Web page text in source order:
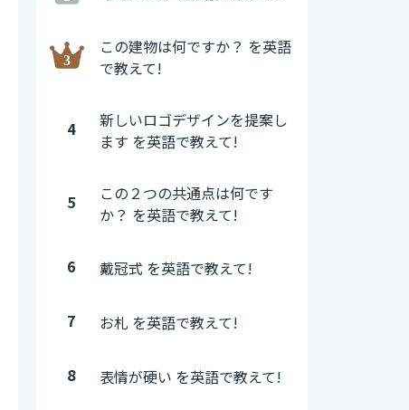
この建物は何ですか？ を英語
で教えて!
4
新しいロゴデザインを提案し
ます を英語で教えて!
5
この２つの共通点は何です
か？ を英語で教えて!
6 戴冠式 を英語で教えて!
7 お札 を英語で教えて!
8 表情が硬い を英語で教えて!